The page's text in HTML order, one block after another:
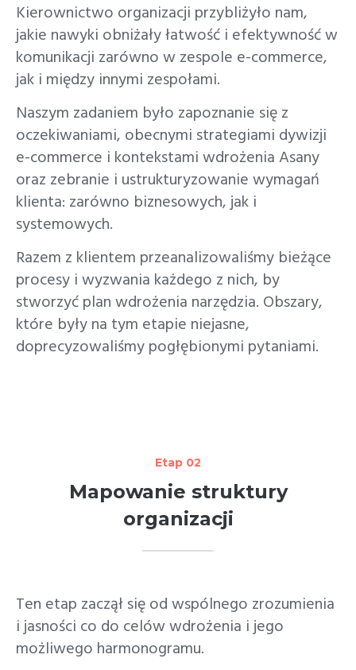
Kierownictwo organizacji przybliżyło nam,
jakie nawyki obniżały łatwość i efektywność w
komunikacji zarówno w zespole e-commerce,
jak i między innymi zespołami.
Naszym zadaniem było zapoznanie się z
oczekiwaniami, obecnymi strategiami dywizji
e-commerce i kontekstami wdrożenia Asany
oraz zebranie i ustrukturyzowanie wymagań
klienta: zarówno biznesowych, jak i
systemowych.
Razem z klientem przeanalizowaliśmy bieżące
procesy i wyzwania każdego z nich, by
stworzyć plan wdrożenia narzędzia. Obszary,
które były na tym etapie niejasne,
doprecyzowaliśmy pogłębionymi pytaniami.
Etap 02
Mapowanie struktury
organizacji
Ten etap zaczął się od wspólnego zrozumienia
i jasności co do celów wdrożenia i jego
możliwego harmonogramu.